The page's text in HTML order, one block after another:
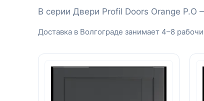
В серии Двери Profil Doors Orange
Доставка в Волгограде занимает 4–8